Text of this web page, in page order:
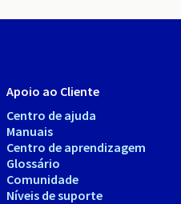
Apoio ao Cliente
Centro de ajuda
Manuais
Centro de aprendizagem
Glossário
Comunidade
Níveis de suporte